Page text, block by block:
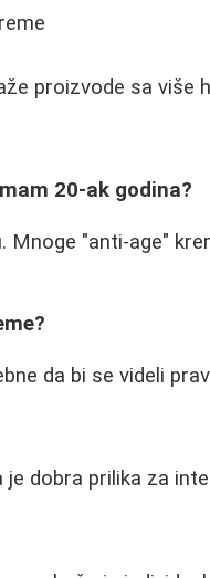
proizvode sa više
20-ak godina?
Mnoge "anti-age"
da bi se videli
dobra prilika za